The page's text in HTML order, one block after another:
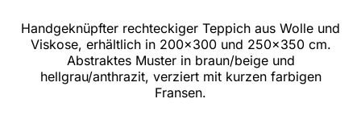
Handgeknüpfter rechteckiger Teppich aus Wolle und
Viskose, erhältlich in 200x300 und 250x350 cm.
Abstraktes Muster in braun/beige und
hellgrau/anthrazit, verziert mit kurzen farbigen
Fransen.